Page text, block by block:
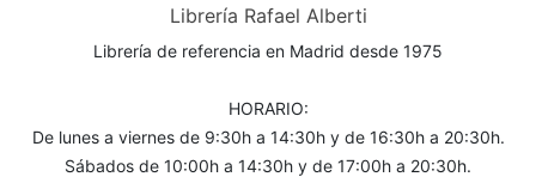
Librería Rafael Alberti
Librería de referencia en Madrid desde 1975
HORARIO:
De lunes a viernes de 9:30h a 14:30h y de 16:30h a 20:30h.
Sábados de 10:00h a 14:30h y de 17:00h a 20:30h.